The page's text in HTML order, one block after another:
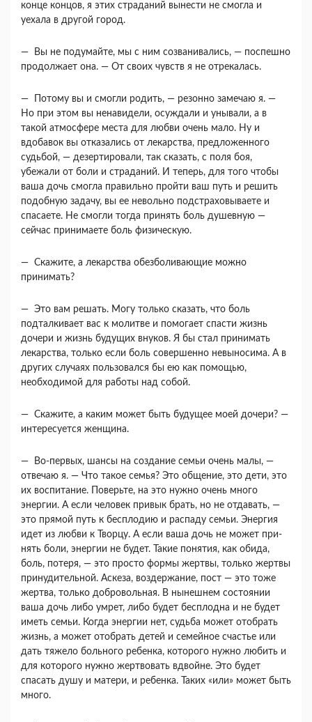
конце концов, я этих страданий вынести не смогла и
уехала в другой город.
— Вы не подумайте, мы с ним созванива­лись, — поспешно
продолжает она. — От своих чувств я не отрекалась.
— Потому вы и смогли родить, — резонно за­мечаю я. —
Но при этом вы ненавидели, осужда­ли и унывали, а в
такой атмосфере места для люб­ви очень мало. Ну и
вдобавок вы отказались от лекарства, предложенного
судьбой, — дезертиро­вали, так сказать, с поля боя,
убежали от боли и страданий. И теперь, для того чтобы
ваша дочь смогла правильно пройти ваш путь и решить
по­добную задачу, вы ее невольно подстраховываете и
спасаете. Не смогли тогда принять боль душев­ную —
сейчас принимаете боль физическую.
— Скажите, а лекарства обезболивающие мож­но
принимать?
— Это вам решать. Могу только сказать, что боль
подталкивает вас к молитве и помогает спас­ти жизнь
дочери и жизнь будущих внуков. Я бы стал принимать
лекарства, только если боль совер­шенно невыносима. А в
других случаях пользо­вался бы ею как помощью,
необходимой для рабо­ты над собой.
— Скажите, а каким может быть будущее моей дочери? —
интересуется женщина.
— Во-первых, шансы на создание семьи очень малы, —
отвечаю я. — Что такое семья? Это об­щение, это дети, это
их воспитание. Поверьте, на это нужно очень много
энергии. А если человек привык брать, но не отдавать, —
это прямой путь к бесплодию и распаду семьи. Энергия
идет из любви к Творцу. А если ваша дочь не может при­
нять боли, энергии не будет. Такие понятия, как обида,
боль, потеря, — это просто формы жертвы, только жертвы
принудительной. Аскеза, воздер­жание, пост — это тоже
жертва, только добро­вольная. В нынешнем состоянии
ваша дочь либо умрет, либо будет бесплодна и не будет
иметь семьи. Когда энергии нет, судьба может отобрать
жизнь, а может отобрать детей и семейное счастье или
дать тяжело больного ребенка, которого нуж­но любить и
для которого нужно жертвовать вдвойне. Это будет
спасать душу и матери, и ре­бенка. Таких «или» может быть
много.